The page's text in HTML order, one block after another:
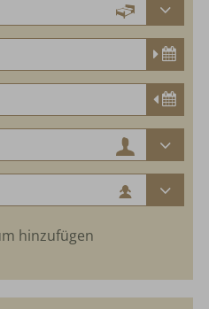
hinzufügen